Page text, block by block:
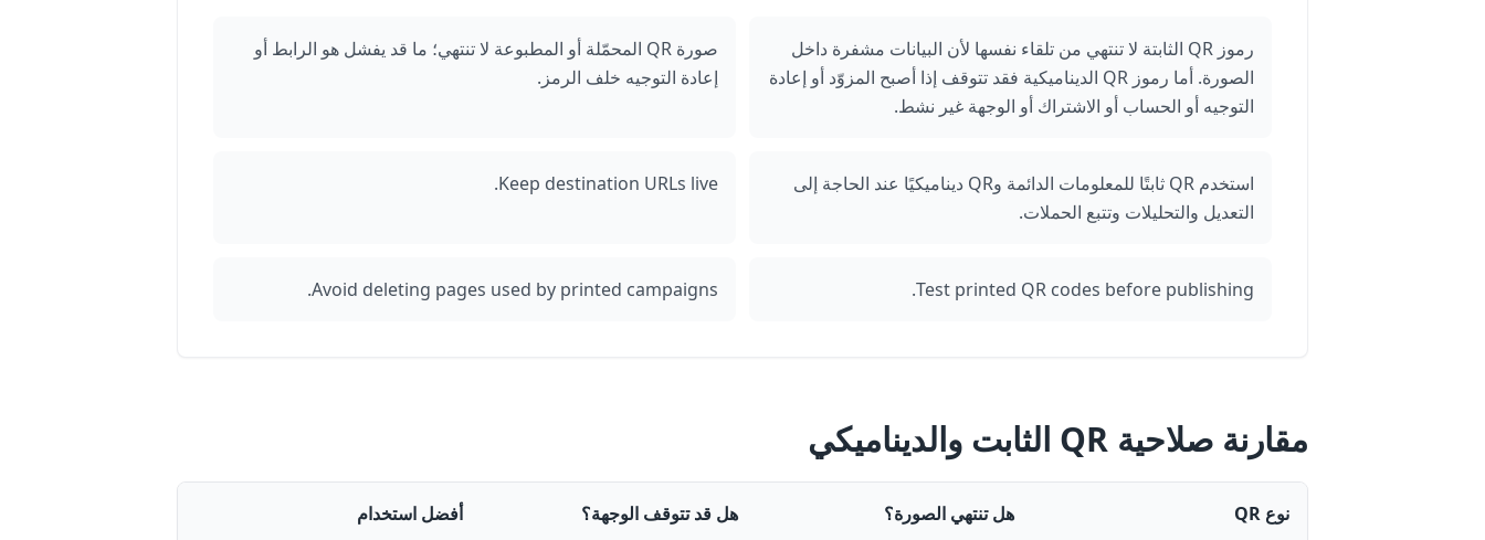
رموز QR الثابتة لا تنتهي من تلقاء نفسها لأن البيانات مشفرة داخل
الصورة. أما رموز QR الديناميكية فقد تتوقف إذا أصبح المزوّد أو إعادة
التوجيه أو الحساب أو الاشتراك أو الوجهة غير نشط.
صورة QR المحمّلة أو المطبوعة لا تنتهي؛ ما قد يفشل هو الرابط أو
إعادة التوجيه خلف الرمز.
استخدم QR ثابتًا للمعلومات الدائمة وQR ديناميكيًا عند الحاجة إلى
التعديل والتحليلات وتتبع الحملات.
Keep destination URLs live.
Test printed QR codes before publishing.
Avoid deleting pages used by printed campaigns.
مقارنة صلاحية QR الثابت والديناميكي
نوع QR هل تنتهي الصورة؟ هل قد تتوقف الوجهة؟ أفضل استخدام